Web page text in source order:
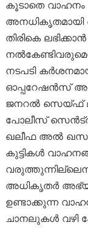
കൂടാതെ വാഹനം
അനധികൃതമായി
തിരികെ
നടപടി
ഓപ്പറേഷൻസ്
ജനറൽ സെയ്ഫ്
പോലീസ്
ഖലീഫ അൽ
കുട്ടികൾ
അധികൃതർ
ഉണ്ടാക്കുന്ന
ചാനലുകൾ വഴി